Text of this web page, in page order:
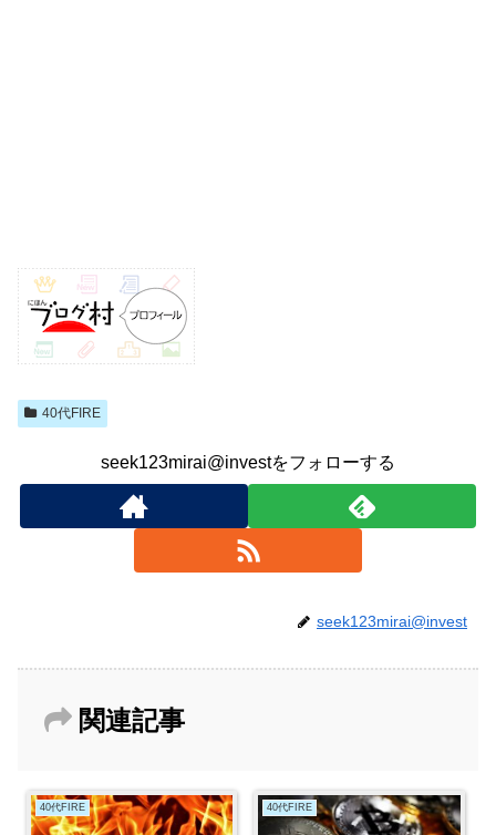
40代FIRE
seek123mirai@investをフォローする
seek123mirai@invest
関連記事
40代FIRE 40代FIRE